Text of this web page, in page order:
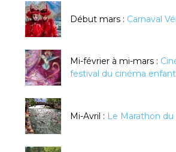
Début mars : Carnaval
Mi-février à mi-mars :
festival du cinéma enfant
Mi-Avril : Le Marathon